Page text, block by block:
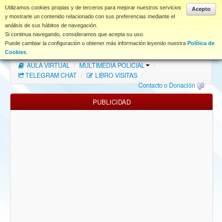
Acepto
Utilizamos cookies propias y de terceros para mejorar nuestros servicios
y mostrarle un contenido relacionado con sus preferencias mediante el
análisis de sus hábitos de navegación.
Si continua navegando, consideramos que acepta su uso.
Puede cambiar la configuración u obtener más información leyendo nuestra Política de
Cookies
www.coet.es
Portal
Índice Foros
FAQ
NORMAS FORO
Descargas
AULA VIRTUAL / MULTIMEDIA POLICIAL
/
TELEGRAM CHAT / LIBRO VISITAS /
Contacto o Donación
PUBLICIDAD